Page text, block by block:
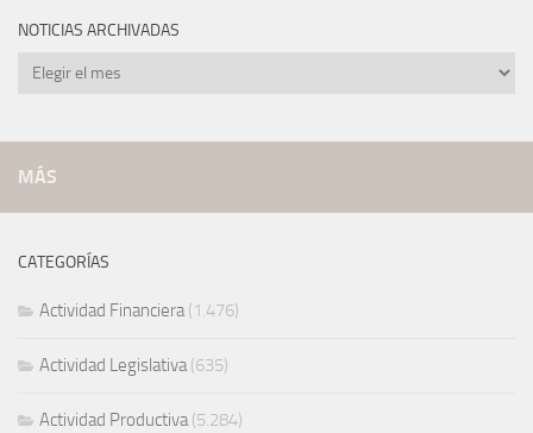
NOTICIAS ARCHIVADAS
Noticias
MÁS
CATEGORÍAS
Actividad Financiera(1.476)
Actividad Legislativa(635)
Actividad Productiva(5.284)